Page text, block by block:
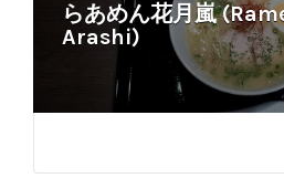
らあめん花月嵐
Arashi)